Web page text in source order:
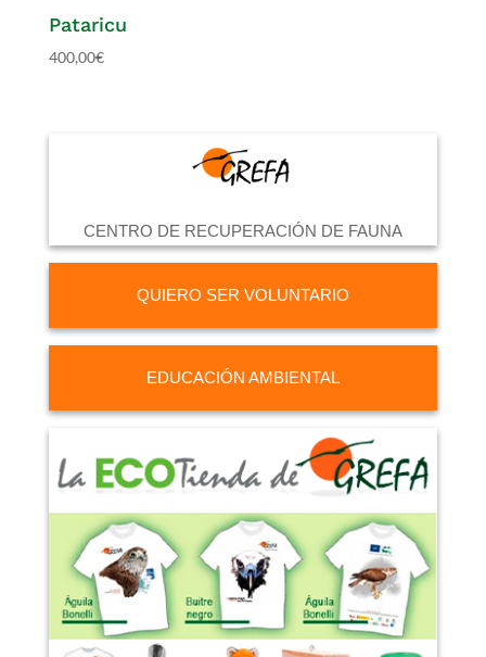
Pataricu
400,00€
CENTRO DE RECUPERACIÓN DE FAUNA
QUIERO SER VOLUNTARIO
EDUCACIÓN AMBIENTAL